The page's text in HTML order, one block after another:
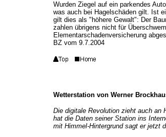
Wurden Ziegel auf ein parkendes
was auch bei Hagelschäden gilt. Ist
gilt dies als "höhere Gewalt": Der
zahlen übrigens nicht für
Elementarschadenversicherung
BZ vom 9.7.2004
Wetterstation von Werner
Die digitale Revolution zieht auch an
hat die Daten seiner Station ins
mit Himmel-Hintergrund sagt er jetzt